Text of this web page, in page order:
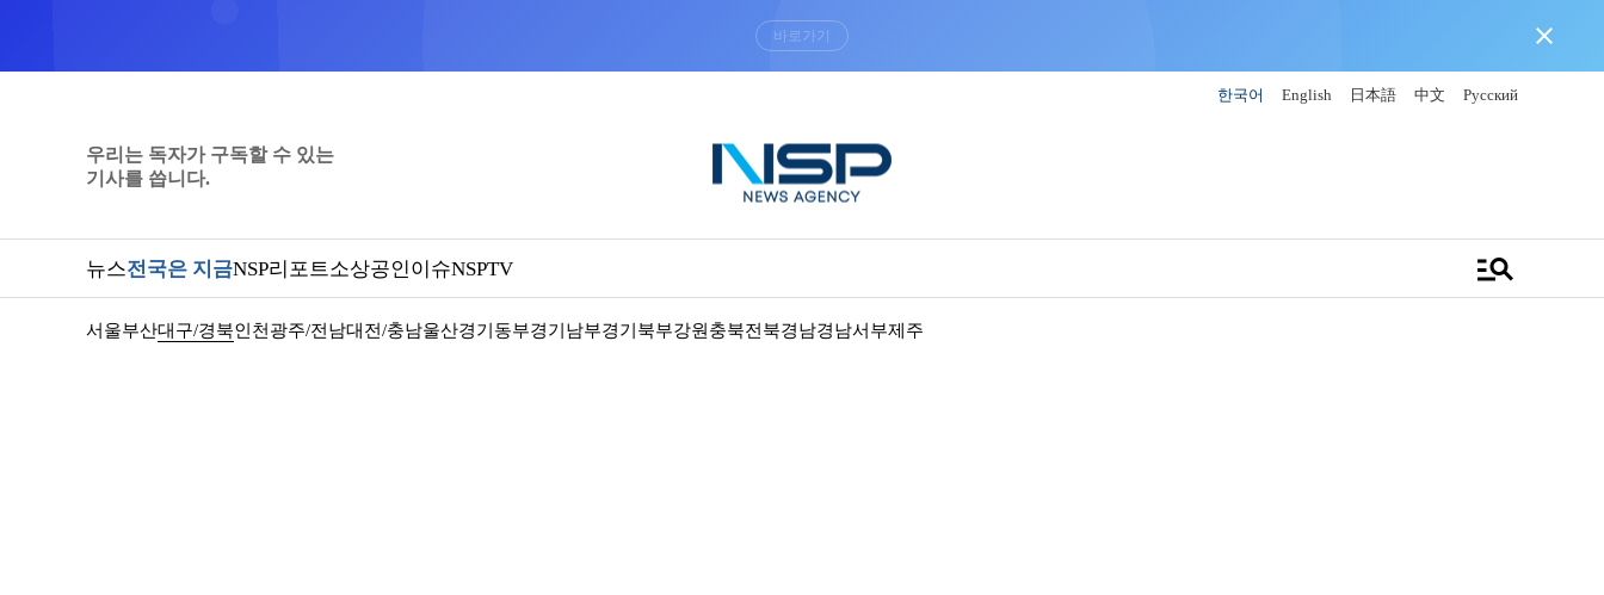
“우리는 독자가 구독할 수 있는 기사를 씁니다” close
한국어 English 日本語 中文 Русский
우리는 독자가 구독할 수 있는
기사를 씁니다.
뉴스전국은 지금NSP리포트소상공인이슈NSPTV manage_search
서울부산대구/경북인천 광주/전남대전/충남울산경기동부경기남부경기북부강원 충북전북경남경남서부제주